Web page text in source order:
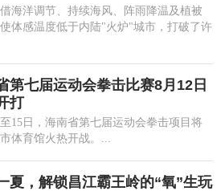
海洋调节、持续海风、阵雨降温及植被
体感温度低于内陆"火炉"城市，打破了许
第七届运动会拳击比赛8月12日
打
15日，海南省第七届运动会拳击项目将
体育馆火热开战。...
夏，解锁昌江霸王岭的“氧”生玩